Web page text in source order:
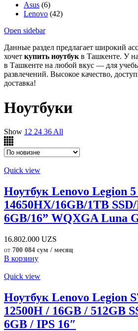
Asus (6)
Lenovo (42)
Open sidebar
Данные раздел предлагает широкий
хочет купить ноутбук в Ташкенте. У
в Ташкенте на любой вкус — для
развлечений. Высокое качество,
доставка!
Ноутбуки
Show 12 24 36 All
Quick view
Ноутбук Lenovo Legion
14650HX/16GB/1TB
6GB/16” WQXGA Luna
16.802.000 UZS
от 700 084 сум / месяц
В корзину
Quick view
Ноутбук Lenovo Legion
12500H / 16GB / 512GB
6GB / IPS 16″